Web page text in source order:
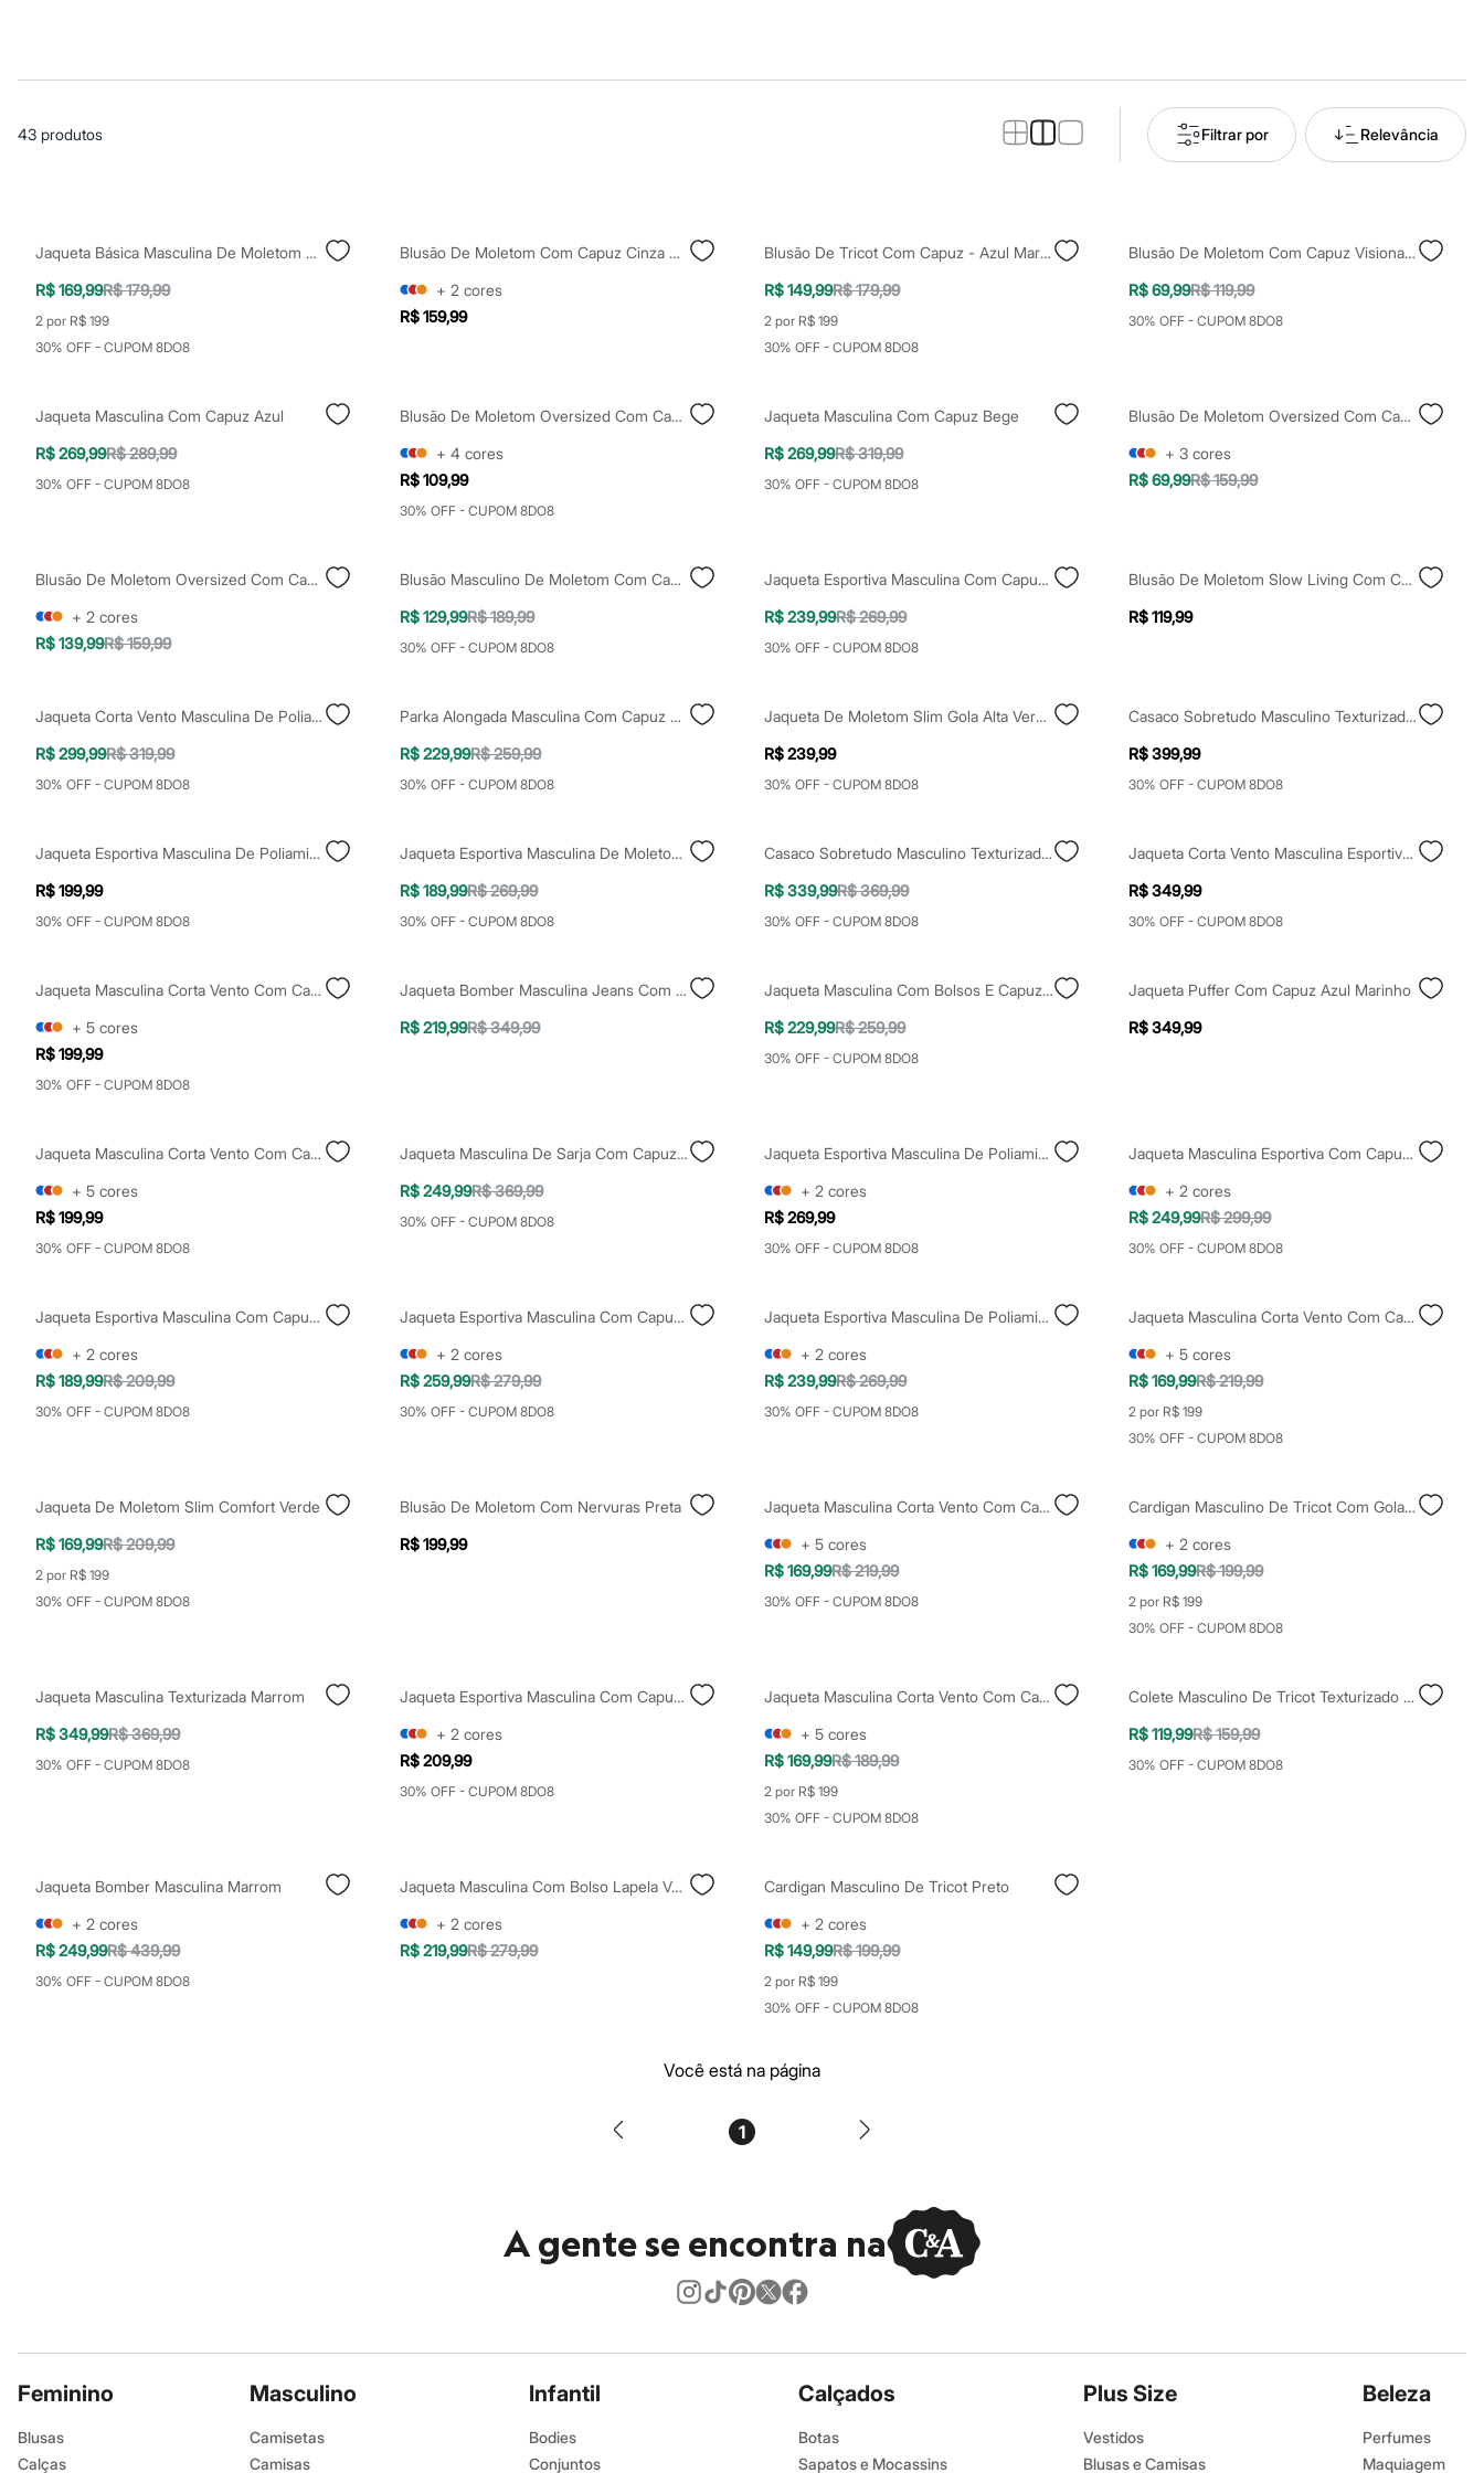
Shorts e Bermudas
Acessórios
Bolsas
Relógios
Calçados
Botas
Chinelos
Rasteirinhas
Sandálias
City
Clock House
Mindset
Sawary
Calçados
Shorts e Bermudas
Tops
Meias
Pijamas
Sutiãs e Tops
Moda praia
Personagens
Plus size
Blusas e Camisetas
Calças
Moda esportiva
Shorts e Saias
Vestidos
Masculino
Em alta
Dia dos Pais
Bermudas
Calças
Camisetas e Regatas
Casacos e Jaquetas
Jeans
Bolsas e Mochilas
Cintos
Carteiras
Óculos
Relógios
Sapatos
Sandálias e Papetes
Tênis
Moda esportiva
Acessórios
Bermudas
Moda íntima
Meias
Pijamas
Moda praia
Casacos e Jaquetas
Jeans
Moda esportiva
Shorts e Bermudas
Todos os produtos
Infantil
Bolsas e Mochilas
Calçados
Botas
43 produtos Filtrar por Relevância
Jaqueta Básica Masculina De Moletom Com Capuz Cinza
R$ 169,99R$ 179,99
2 por R$ 199
30% OFF - CUPOM 8DO8
Blusão De Moletom Com Capuz Cinza Claro
+ 2 cores
R$ 159,99
Blusão De Tricot Com Capuz - Azul Marinho
R$ 149,99R$ 179,99
2 por R$ 199
30% OFF - CUPOM 8DO8
Blusão De Moletom Com Capuz Visionary Preto
R$ 69,99R$ 119,99
30% OFF - CUPOM 8DO8
Jaqueta Masculina Com Capuz Azul
R$ 269,99R$ 289,99
30% OFF - CUPOM 8DO8
Blusão De Moletom Oversized Com Capuz Marrom
+ 4 cores
R$ 109,99
30% OFF - CUPOM 8DO8
Jaqueta Masculina Com Capuz Bege
R$ 269,99R$ 319,99
30% OFF - CUPOM 8DO8
Blusão De Moletom Oversized Com Capuz Azul
+ 3 cores
R$ 69,99R$ 159,99
Blusão De Moletom Oversized Com Capuz Verde
+ 2 cores
R$ 139,99R$ 159,99
Blusão Masculino De Moletom Com Capuz E Bolso Canguru Bege
R$ 129,99R$ 189,99
30% OFF - CUPOM 8DO8
Jaqueta Esportiva Masculina Com Capuz Marrom
R$ 239,99R$ 269,99
30% OFF - CUPOM 8DO8
Blusão De Moletom Slow Living Com Capuz Bege
R$ 119,99
Jaqueta Corta Vento Masculina De Poliamida Com Capuz Verde
R$ 299,99R$ 319,99
30% OFF - CUPOM 8DO8
Parka Alongada Masculina Com Capuz Bege
R$ 229,99R$ 259,99
30% OFF - CUPOM 8DO8
Jaqueta De Moletom Slim Gola Alta Verde Militar
R$ 239,99
30% OFF - CUPOM 8DO8
Casaco Sobretudo Masculino Texturizado Marrom
R$ 399,99
30% OFF - CUPOM 8DO8
Jaqueta Esportiva Masculina De Poliamida Com Capuz Texturizada Verde
R$ 199,99
30% OFF - CUPOM 8DO8
Jaqueta Esportiva Masculina De Moletom Com Capuz E Bolso Verde
R$ 189,99R$ 269,99
30% OFF - CUPOM 8DO8
Casaco Sobretudo Masculino Texturizado Marrom
R$ 339,99R$ 369,99
30% OFF - CUPOM 8DO8
Jaqueta Corta Vento Masculina Esportiva Com Capuz Preta
R$ 349,99
30% OFF - CUPOM 8DO8
Jaqueta Masculina Corta Vento Com Capuz Esportiva Preta
+ 5 cores
R$ 199,99
30% OFF - CUPOM 8DO8
Jaqueta Bomber Masculina Jeans Com Capuz Azul
R$ 219,99R$ 349,99
Jaqueta Masculina Com Bolsos E Capuz Laranja
R$ 229,99R$ 259,99
30% OFF - CUPOM 8DO8
Jaqueta Puffer Com Capuz Azul Marinho
R$ 349,99
Jaqueta Masculina Corta Vento Com Capuz Esportiva Verde
+ 5 cores
R$ 199,99
30% OFF - CUPOM 8DO8
Jaqueta Masculina De Sarja Com Capuz Marrom
R$ 249,99R$ 369,99
30% OFF - CUPOM 8DO8
Jaqueta Esportiva Masculina De Poliamida Com Capuz - Azul Marinho
+ 2 cores
R$ 269,99
30% OFF - CUPOM 8DO8
Jaqueta Masculina Esportiva Com Capuz Cinza
+ 2 cores
R$ 249,99R$ 299,99
30% OFF - CUPOM 8DO8
Jaqueta Esportiva Masculina Com Capuz Preta
+ 2 cores
R$ 189,99R$ 209,99
30% OFF - CUPOM 8DO8
Jaqueta Esportiva Masculina Com Capuz Preta
+ 2 cores
R$ 259,99R$ 279,99
30% OFF - CUPOM 8DO8
Jaqueta Esportiva Masculina De Poliamida Com Capuz Preta
+ 2 cores
R$ 239,99R$ 269,99
30% OFF - CUPOM 8DO8
Jaqueta Masculina Corta Vento Com Capuz Esportiva Verde
+ 5 cores
R$ 169,99R$ 219,99
2 por R$ 199
30% OFF - CUPOM 8DO8
Jaqueta De Moletom Slim Comfort Verde
R$ 169,99R$ 209,99
2 por R$ 199
30% OFF - CUPOM 8DO8
Blusão De Moletom Com Nervuras Preta
R$ 199,99
Jaqueta Masculina Corta Vento Com Capuz Esportiva Azul
+ 5 cores
R$ 169,99R$ 219,99
30% OFF - CUPOM 8DO8
Cardigan Masculino De Tricot Com Gola Preto
+ 2 cores
R$ 169,99R$ 199,99
2 por R$ 199
30% OFF - CUPOM 8DO8
Jaqueta Masculina Texturizada Marrom
R$ 349,99R$ 369,99
30% OFF - CUPOM 8DO8
Jaqueta Esportiva Masculina Com Capuz Azul
+ 2 cores
R$ 209,99
30% OFF - CUPOM 8DO8
Jaqueta Masculina Corta Vento Com Capuz Esportiva Cinza
+ 5 cores
R$ 169,99R$ 189,99
2 por R$ 199
30% OFF - CUPOM 8DO8
Colete Masculino De Tricot Texturizado Off White
R$ 119,99R$ 159,99
30% OFF - CUPOM 8DO8
Jaqueta Bomber Masculina Marrom
+ 2 cores
R$ 249,99R$ 439,99
30% OFF - CUPOM 8DO8
Jaqueta Masculina Com Bolso Lapela Verde
+ 2 cores
R$ 219,99R$ 279,99
Cardigan Masculino De Tricot Preto
+ 2 cores
R$ 149,99R$ 199,99
2 por R$ 199
30% OFF - CUPOM 8DO8
Você está na página
1
A gente se encontra na
Feminino
Blusas
Calças
Masculino
Camisetas
Camisas
Infantil
Bodies
Conjuntos
Calçados
Botas
Sapatos e Mocassins
Plus Size
Vestidos
Blusas e Camisas
Beleza
Perfumes
Maquiagem